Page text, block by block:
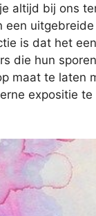
altijd bij ons
een
is dat het
die hun
maat te laten
expositie te